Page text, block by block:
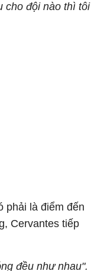
cho đội nào thì tôi
phải là điểm đến
Cervantes tiếp
đều như nhau".